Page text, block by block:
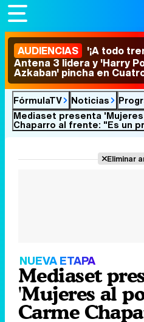
AUDIENCIAS '¡A todo
Antena 3 lidera y 'Harry
Azkaban' pincha en
FórmulaTV Noticias
Mediaset presenta
Chaparro al frente: "Es un
Eliminar
NUEVA ETAPA
Mediaset
'Mujeres al
Carme